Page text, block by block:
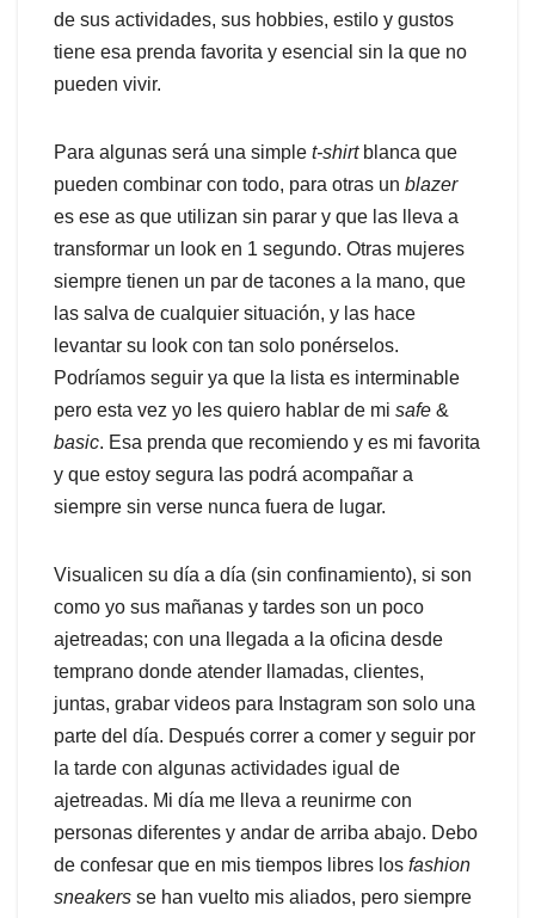
de sus actividades, sus hobbies, estilo y gustos
tiene esa prenda favorita y esencial sin la que no
pueden vivir.
Para algunas será una simple t-shirtblanca que
pueden combinar con todo, para otras un blazer
es ese as que utilizan sin parar y que las lleva a
transformar un look en 1 segundo. Otras mujeres
siempre tienen un par de tacones a la mano, que
las salva de cualquier situación, y las hace
levantar su look con tan solo ponérselos.
Podríamos seguir ya que la lista es interminable
pero esta vez yo les quiero hablar de mi safe &
basic. Esa prenda que recomiendo y es mi favorita
y que estoy segura las podrá acompañar a
siempre sin verse nunca fuera de lugar.
Visualicen su día a día (sin confinamiento), si son
como yo sus mañanas y tardes son un poco
ajetreadas; con una llegada a la oficina desde
temprano donde atender llamadas, clientes,
juntas, grabar videos para Instagram son solo una
parte del día. Después correr a comer y seguir por
la tarde con algunas actividades igual de
ajetreadas. Mi día me lleva a reunirme con
personas diferentes y andar de arriba abajo. Debo
de confesar que en mis tiempos libres los fashion
sneakers se han vuelto mis aliados, pero siempre